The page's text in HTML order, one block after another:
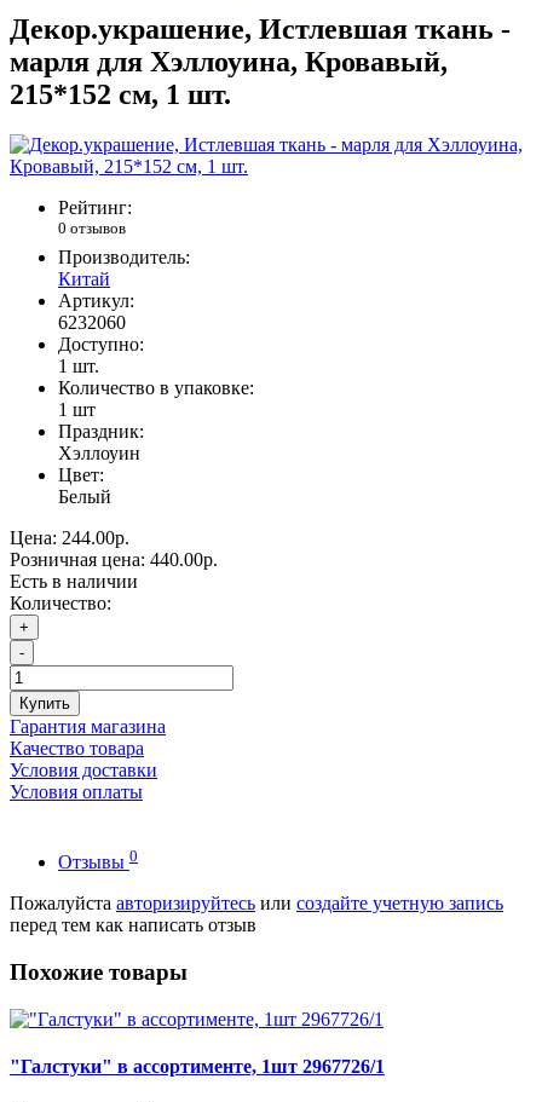
Декор.украшение, Истлевшая ткань -
марля для Хэллоуина, Кровавый,
215*152 см, 1 шт.
Рейтинг:
0 отзывов
Производитель:
Китай
Артикул:
6232060
Доступно:
1 шт.
Количество в упаковке:
1 шт
Праздник:
Хэллоуин
Цвет:
Белый
Цена: 244.00р.
Розничная цена: 440.00р.
Есть в наличии
Количество:
+
-
Купить
Гарантия магазина
Качество товара
Условия доставки
Условия оплаты
Отзывы 0
Пожалуйста авторизируйтесь или создайте учетную запись
перед тем как написать отзыв
Похожие товары
"Галстуки" в ассортименте, 1шт 2967726/1